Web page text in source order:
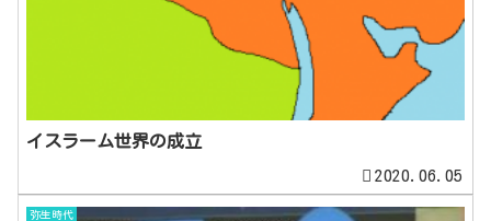
イスラーム世界の成立
2020.06.05
弥生時代